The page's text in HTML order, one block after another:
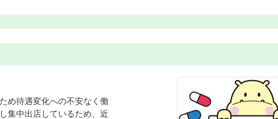
め待遇変化への不安なく働
集中出店しているため、近